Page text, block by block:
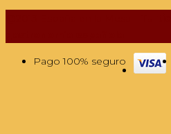
Pago 100% seguro